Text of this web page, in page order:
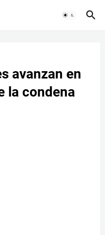
avanzan en
la condena